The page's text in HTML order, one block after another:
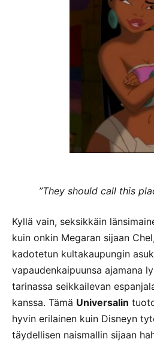
”They should call this
Kyllä vain, seksikkäin
kuin onkin Megaran sijaan
kadotetun kultakaupungin
vapaudenkaipuunsa ajamana
tarinassa seikkailevan
kanssa. Tämä Universalin
hyvin erilainen kuin Disneyn
täydellisen naismallin sijaan